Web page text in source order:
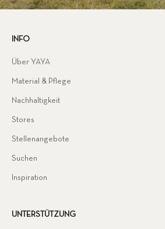
INFO
Über YAYA
Material & Pflege
Nachhaltigkeit
Stores
Stellenangebote
Suchen
Inspiration
UNTERSTÜTZUNG